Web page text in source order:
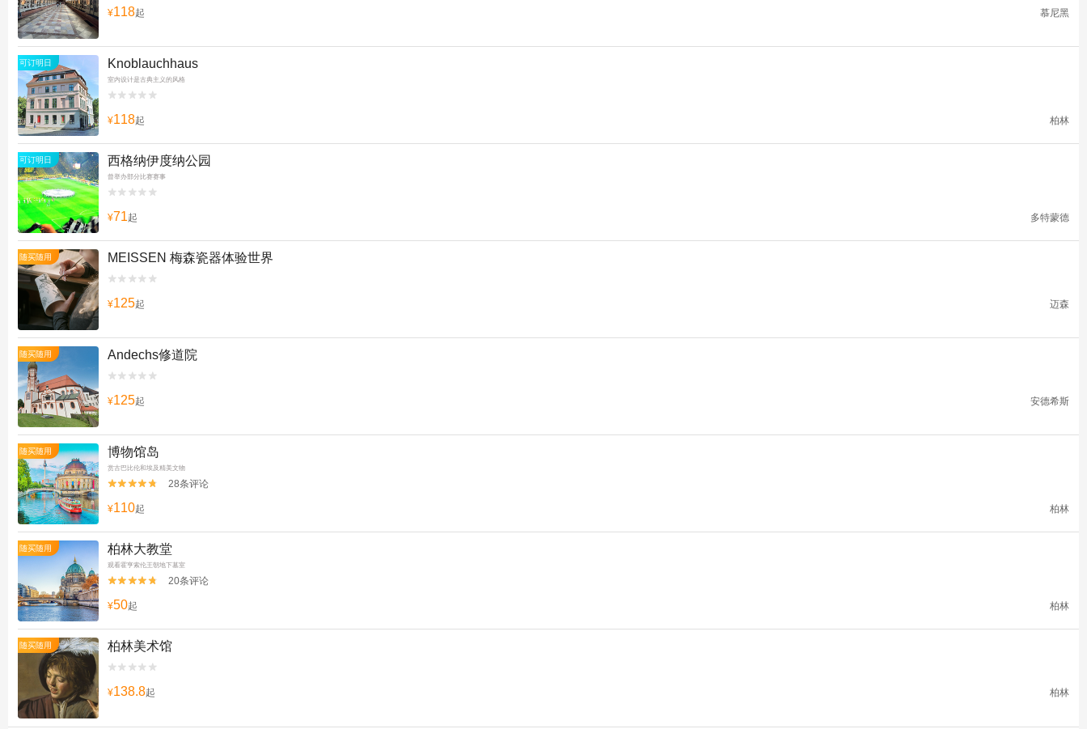
¥118起 慕尼黑
可订明日 Knoblauchhaus
室内设计是古典主义的风格


¥118起 柏林
可订明日 西格纳伊度纳公园
曾举办部分比赛赛事


¥71起 多特蒙德
随买随用 MEISSEN 梅森瓷器体验世界


¥125起 迈森
随买随用 Andechs修道院


¥125起 安德希斯
随买随用 博物馆岛
赏古巴比伦和埃及精美文物

 28条评论
¥110起 柏林
随买随用 柏林大教堂
观看霍亨索伦王朝地下墓室

 20条评论
¥50起 柏林
随买随用 柏林美术馆


¥138.8起 柏林